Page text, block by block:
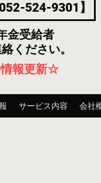
524-9301】
金受給者
ください。
報更新☆
サービス内容 会社